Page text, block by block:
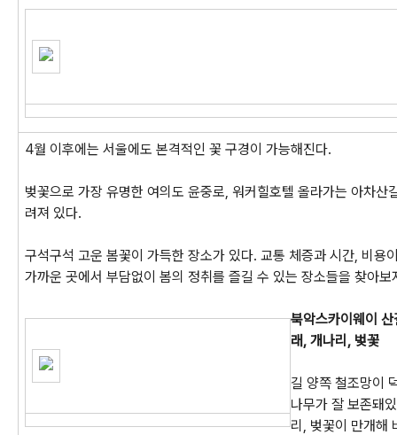
4월 이후에는 서울에도 본격적인 꽃 구경이 가능해진다.
벚꽃으로 가장 유명한 여의도 윤중로, 워커힐호텔 올라가는 아차산
려져 있다.
구석구석 고운 봄꽃이 가득한 장소가 있다. 교통 체증과 시간, 비용
가까운 곳에서 부담없이 봄의 정취를 즐길 수 있는 장소들을 찾아보
북악스카이웨이
래, 개나리, 벚꽃
길 양쪽 철조망이
나무가 잘 보존돼
리, 벚꽃이 만개해